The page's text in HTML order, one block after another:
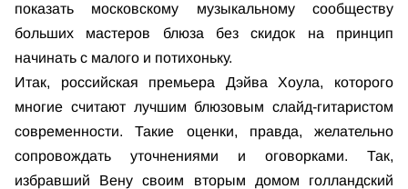
показать московскому музыкальному сообществу
больших мастеров блюза без скидок на принцип
начинать с малого и потихоньку.
Итак, российская премьера Дэйва Хоула, которого
многие считают лучшим блюзовым слайд-гитаристом
современности. Такие оценки, правда, желательно
сопровождать уточнениями и оговорками. Так,
избравший Вену своим вторым домом голландский